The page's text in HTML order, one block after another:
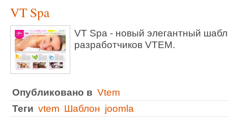
VT Spa
VT Spa - новый элегантный
разработчиков VTEM.
Опубликовано в Vtem
Теги vtem Шаблон joomla